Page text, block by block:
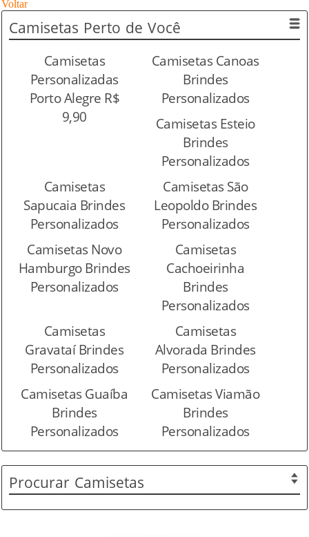
Voltar
Camisetas Perto de Você
Camisetas
Personalizadas
Porto Alegre R$
9,90
Camisetas Canoas
Brindes
Personalizados
Camisetas Esteio
Brindes
Personalizados
Camisetas
Sapucaia Brindes
Personalizados
Camisetas São
Leopoldo Brindes
Personalizados
Camisetas Novo
Hamburgo Brindes
Personalizados
Camisetas
Cachoeirinha
Brindes
Personalizados
Camisetas
Gravataí Brindes
Personalizados
Camisetas
Alvorada Brindes
Personalizados
Camisetas Guaíba
Brindes
Personalizados
Camisetas Viamão
Brindes
Personalizados
Procurar Camisetas